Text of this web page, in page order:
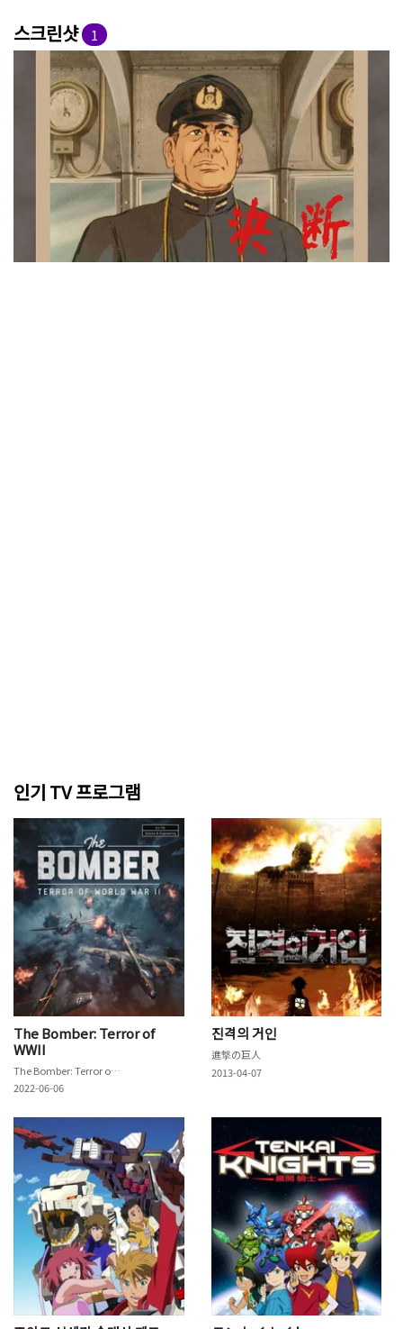
스크린샷 1
인기 TV 프로그램
The Bomber: Terror of
WWII
The Bomber: Terror of WWII
2022-06-06
진격의 거인
進撃の巨人
2013-04-07